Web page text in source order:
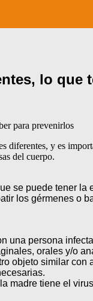
lo que
para prevenirlos
diferentes, y es
del cuerpo.
se puede tener
los gérmenes o
una persona
orales y/o
objeto similar
madre tiene el